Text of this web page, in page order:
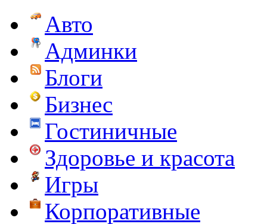
Авто
Админки
Блоги
Бизнес
Гостиничные
Здоровье и красота
Игры
Корпоративные